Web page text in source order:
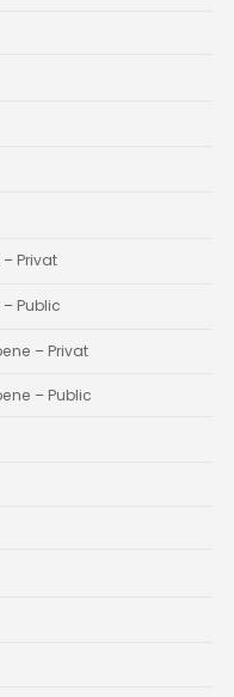
Privat
Public
– Privat
– Public